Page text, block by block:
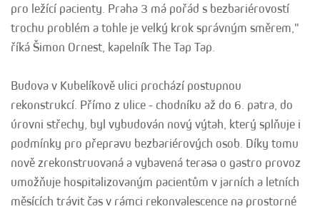
pro ležící pacienty. Praha 3 má pořád s bezbariérovostí
trochu problém a tohle je velký krok správným směrem,"
říká Šimon Ornest, kapelník The Tap Tap.
Budova v Kubelíkově ulici prochází postupnou
rekonstrukcí. Přímo z ulice - chodníku až do 6. patra, do
úrovni střechy, byl vybudován nový výtah, který splňuje i
podmínky pro přepravu bezbariérových osob. Díky tomu
nově zrekonstruovaná a vybavená terasa o gastro provoz
umožňuje hospitalizovaným pacientům v jarních a letních
měsících trávit čas v rámci rekonvalescence na prostorné